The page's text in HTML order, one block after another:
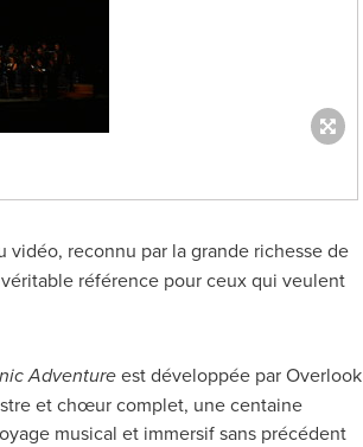
reconnu par la grande richesse de
référence pour ceux qui veulent
Adventureest développée par Overlook
et chœur complet, une centaine
musical et immersif sans précédent